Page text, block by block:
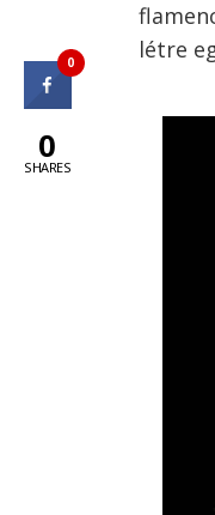
létre
0
0
SHARES